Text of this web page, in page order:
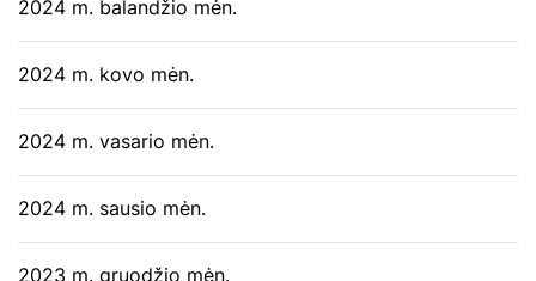
2024 m. balandžio mėn.
2024 m. kovo mėn.
2024 m. vasario mėn.
2024 m. sausio mėn.
2023 m. gruodžio mėn.